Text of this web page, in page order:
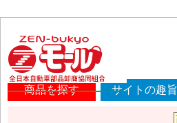
商品を探す サイトの趣旨